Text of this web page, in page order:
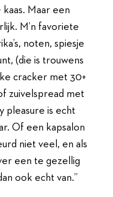
Maar een
M’n favoriete
noten, spiesje
(die is trouwens
cracker met 30+
zuivelspread met
pleasure is echt
Of een kapsalon
niet veel, en als
een te gezellig
ook echt van.’’